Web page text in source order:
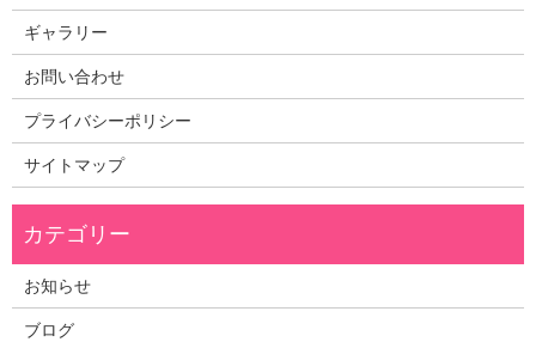
ギャラリー
お問い合わせ
プライバシーポリシー
サイトマップ
お知らせ
ブログ